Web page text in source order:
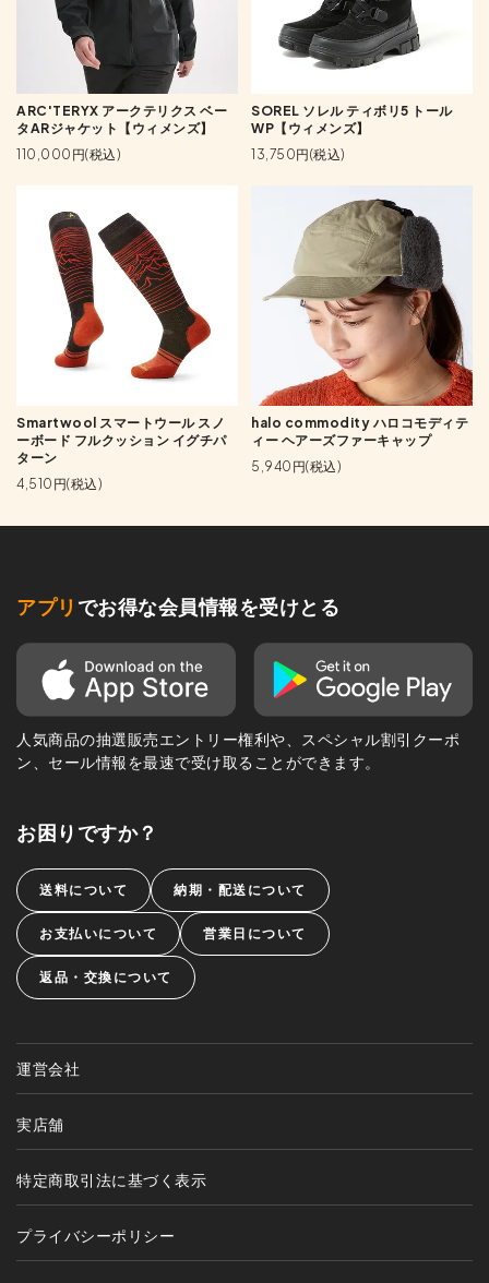
ARC'TERYX アークテリクス ベー
タARジャケット【ウィメンズ】
110,000円(税込)
SOREL ソレル ティボリ5 トール
WP【ウィメンズ】
13,750円(税込)
Smartwool スマートウール スノ
ーボード フルクッション イグチパ
ターン
4,510円(税込)
halo commodity ハロコモディテ
ィー ヘアーズファーキャップ
5,940円(税込)
アプリ でお得な会員情報を受けとる
人気商品の抽選販売エントリー権利や、スペシャル割引クーポ
ン、セール情報を最速で受け取ることができます。
お困りですか？
送料について 納期・配送について
お支払いについて 営業日について
返品・交換について
運営会社
実店舗
特定商取引法に基づく表示
プライバシーポリシー